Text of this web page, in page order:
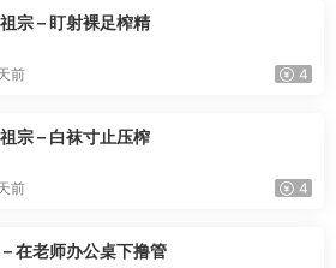
宗 – 盯射裸足榨精
前 4
宗 – 白袜寸止压榨
前 4
– 在老师办公桌下撸管